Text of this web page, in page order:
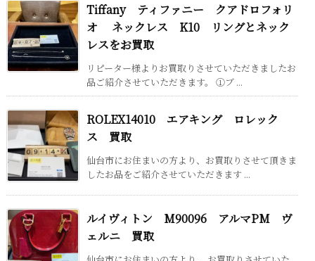
Tiffany ティファニー クアドロフォリ
オ ネックレス K10 リングとネック
レスをお買取
リピーター様よりお買取りさせていただきましたお
品ご紹介させていただきます。 ①ブ ...
ROLEX14010 エアキング ロレック
ス 買取
仙台市にお住まいの方より、お買取りさせて頂きま
したお品をご紹介させていただきます ...
ルイヴィトン M90096 アルマPM ヴ
ェルニ 買取